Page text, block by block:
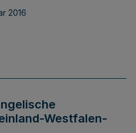
2016
Westfalen-